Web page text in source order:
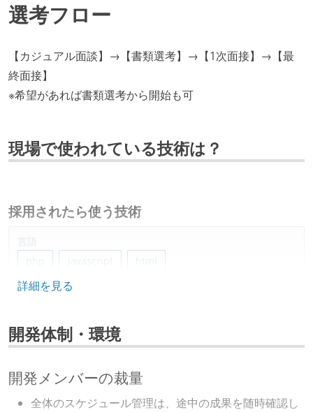
選考フロー
【カジュアル面談】→【書類選考】→【1次面接】→【最
終面接】
※希望があれば書類選考から開始も可
現場で使われている技術は？
採用されたら使う技術
言語
php
javascript html
フレームワーク
データベース
ソースコード管理
詳細を見る
開発体制・環境
開発メンバーの裁量
全体のスケジュール管理は、途中の成果を随時確認し